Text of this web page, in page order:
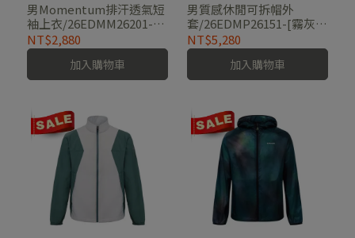
男Momentum排汗透氣短
袖上衣/26EDMM26201-
[海軍藍、電光紫]
NT$2,880
加入購物車
男質感休閒可拆帽外
套/26EDMP26151-[霧灰、
薑黃]
NT$5,280
加入購物車